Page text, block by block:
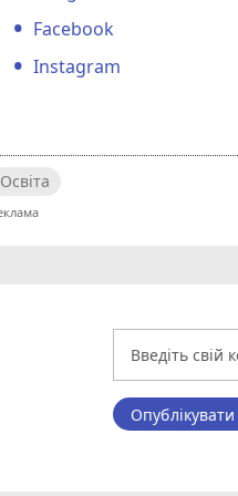
Facebook
Instagram
Освіта